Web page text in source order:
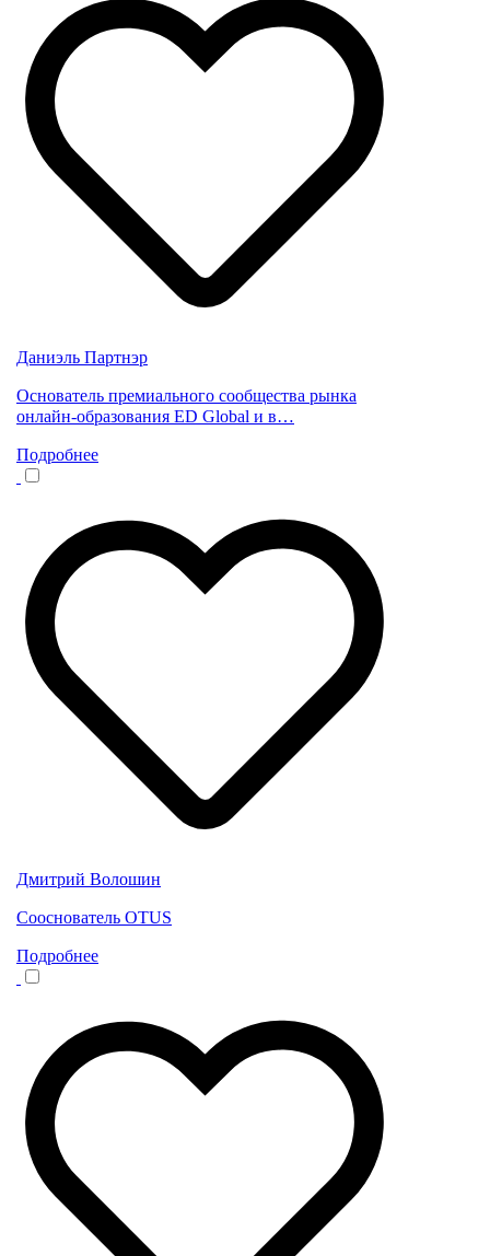
Даниэль Партнэр
Основатель премиального сообщества рынка
онлайн-образования ED Global и в…
Подробнее
Дмитрий Волошин
Сооснователь OTUS
Подробнее